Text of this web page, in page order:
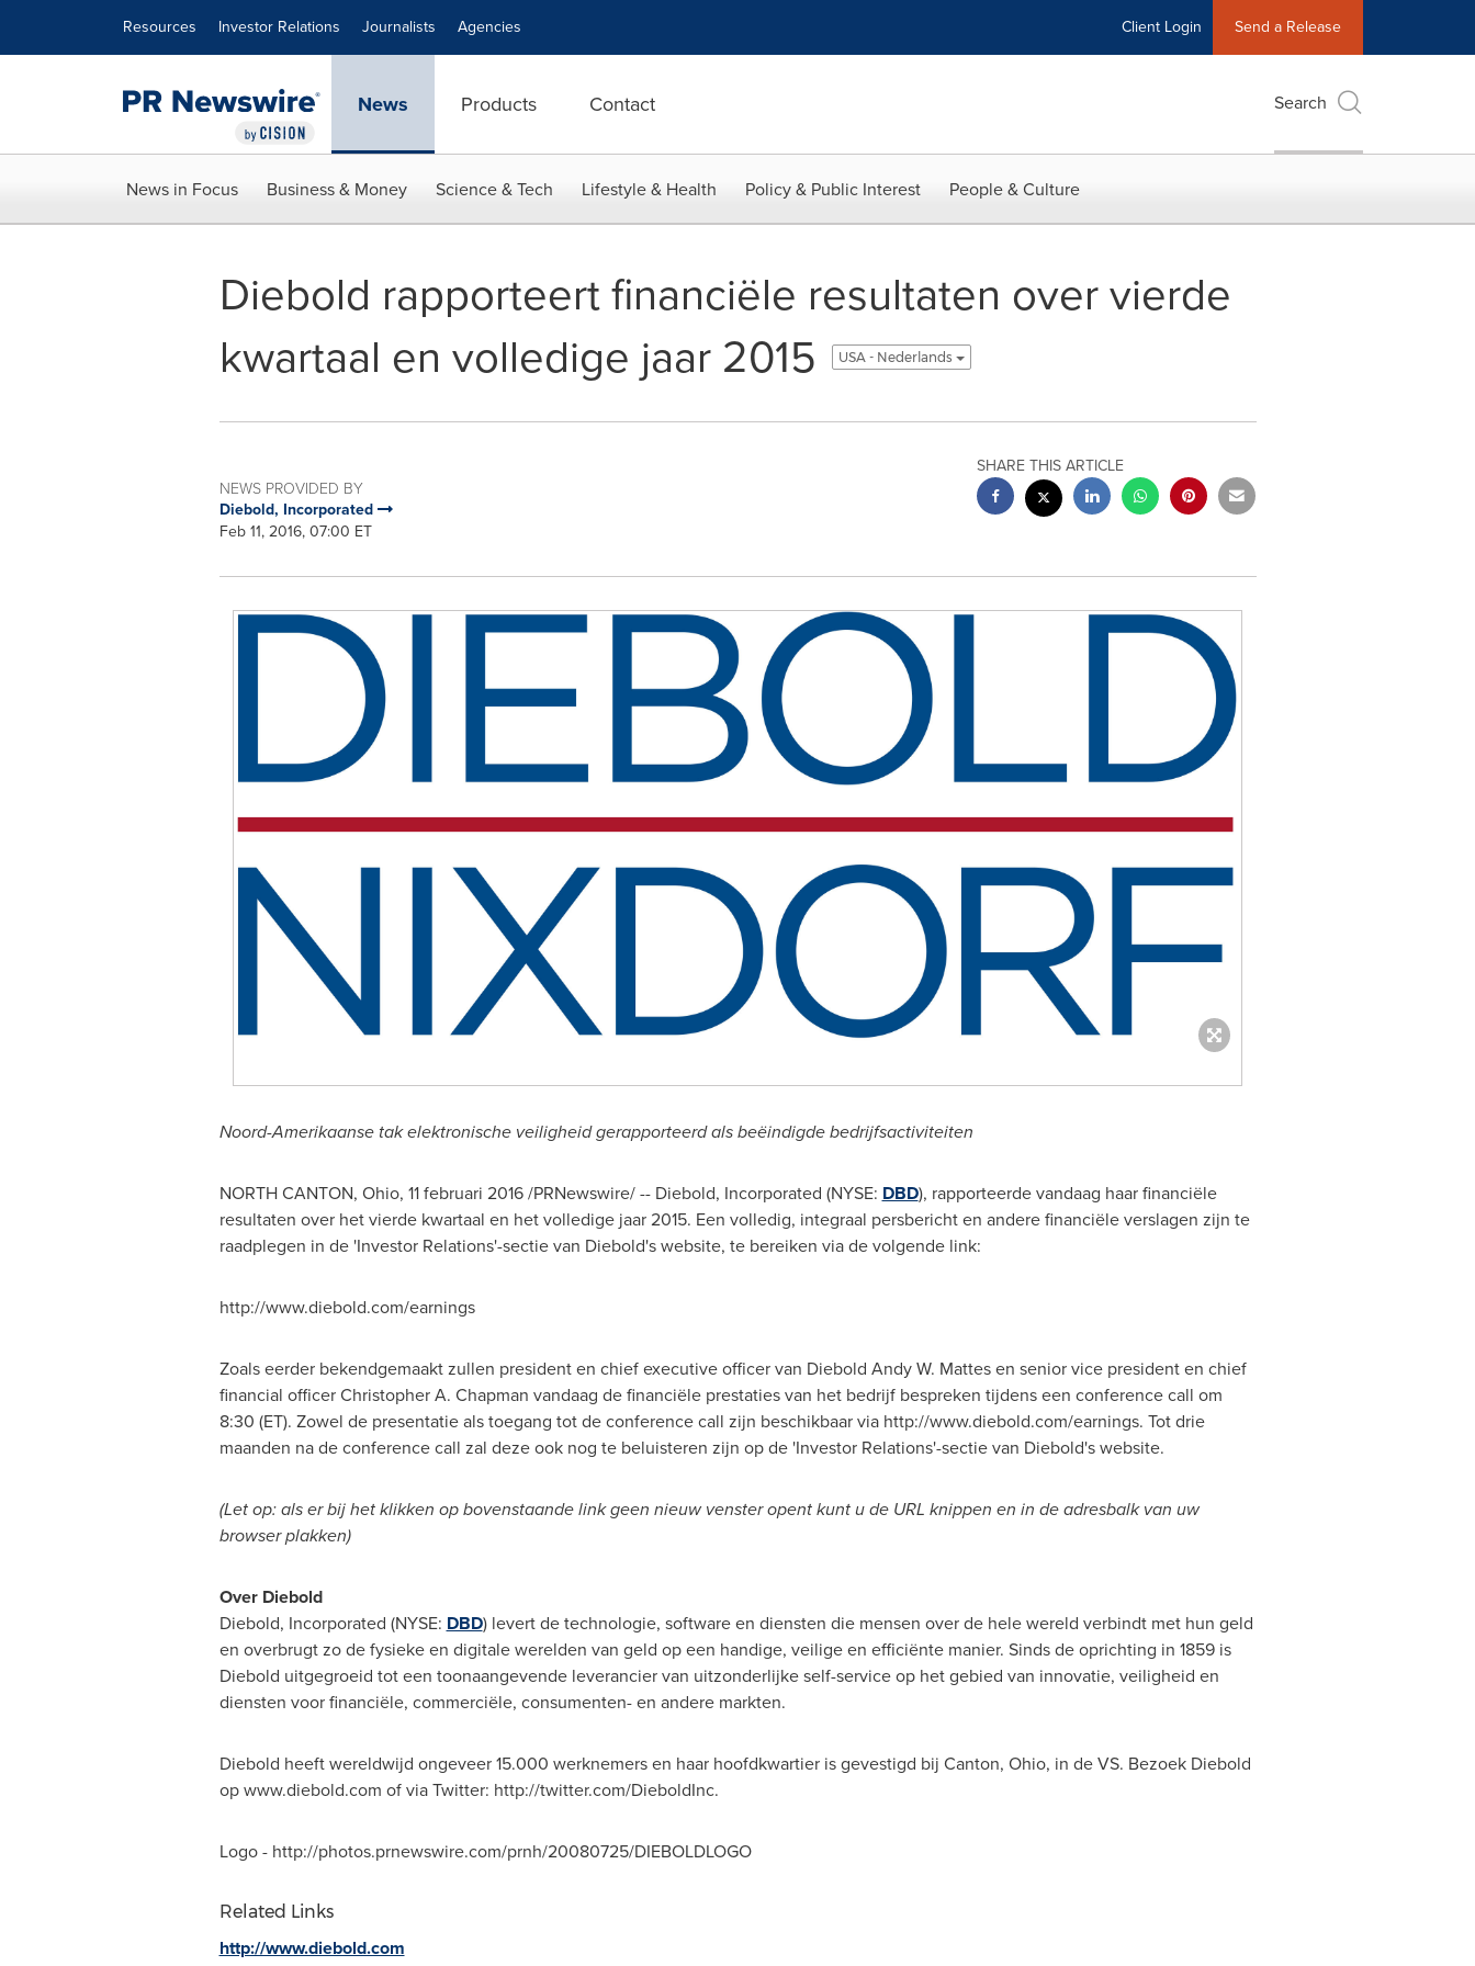
Resources Investor Relations Journalists Agencies Client Login Send a Release
News Products Contact Search
News in Focus Business & Money Science & Tech Lifestyle & Health Policy & Public Interest People & Culture
Diebold rapporteert financiële resultaten over vierde
kwartaal en volledige jaar 2015
USA - Nederlands
NEWS PROVIDED BY
Diebold, Incorporated
Feb 11, 2016, 07:00 ET
SHARE THIS ARTICLE
Noord-Amerikaanse tak elektronische veiligheid gerapporteerd als beëindigde bedrijfsactiviteiten
NORTH CANTON, Ohio, 11 februari 2016 /PRNewswire/ -- Diebold, Incorporated (NYSE: DBD), rapporteerde vandaag haar financiële
resultaten over het vierde kwartaal en het volledige jaar 2015. Een volledig, integraal persbericht en andere financiële verslagen zijn te
raadplegen in de 'Investor Relations'-sectievan Diebold'swebsite, te bereiken via de volgende link:
http://www.diebold.com/earnings
Zoals eerder bekendgemaakt zullen president en chief executive officervan Diebold Andy W. Mattesen senior vice president en chief
financial officerChristopher A. Chapman vandaag de financiële prestaties van het bedrijf bespreken tijdens een conference call om
8:30 (ET). Zowel de presentatie als toegang tot de conference call zijn beschikbaar via http://www.diebold.com/earnings. Tot drie
maanden na de conference call zal deze ook nog te beluisteren zijn op de 'Investor Relations'-sectievan Diebold'swebsite.
(Let op: als er bij het klikken op bovenstaande link geen nieuw venster opent kunt u de URL knippen en in de adresbalk van uw
browser plakken)
Over Diebold
Diebold, Incorporated (NYSE: DBD) levert de technologie, software en diensten die mensen over de hele wereld verbindt met hun geld
en overbrugt zo de fysieke en digitale werelden van geld op een handige, veilige en efficiënte manier. Sinds de oprichting in 1859 is
Diebold uitgegroeid tot een toonaangevende leverancier van uitzonderlijke self-service op het gebied van innovatie, veiligheid en
diensten voor financiële, commerciële, consumenten- en andere markten.
Diebold heeft wereldwijd ongeveer 15.000 werknemers en haar hoofdkwartier is gevestigd bij Canton, Ohio, in de VS. Bezoek Diebold
op www.diebold.com of via Twitter: http://twitter.com/DieboldInc.
Logo - http://photos.prnewswire.com/prnh/20080725/DIEBOLDLOGO
Related Links
http://www.diebold.com